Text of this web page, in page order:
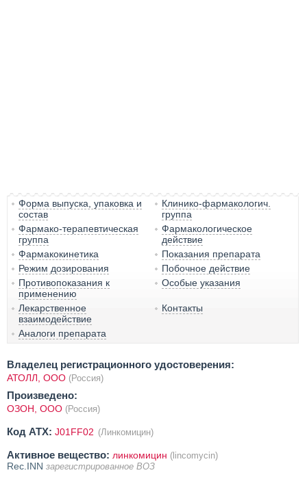
Форма выпуска, упаковка и
состав
Клинико-фармакологич.
группа
Фармако-терапевтическая
группа
Фармакологическое
действие
Фармакокинетика
Показания препарата
Режим дозирования
Побочное действие
Противопоказания к
применению
Особые указания
Лекарственное
взаимодействие
Контакты
Аналоги препарата
Владелец регистрационного удостоверения:
АТОЛЛ, ООО (Россия)
Произведено:
ОЗОН, ООО (Россия)
Код ATX: J01FF02 (Линкомицин)
Активное вещество: линкомицин (lincomycin)
Rec.INN зарегистрированное ВОЗ